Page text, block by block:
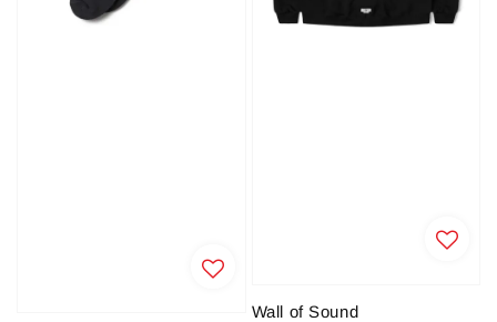
Wall of Sound